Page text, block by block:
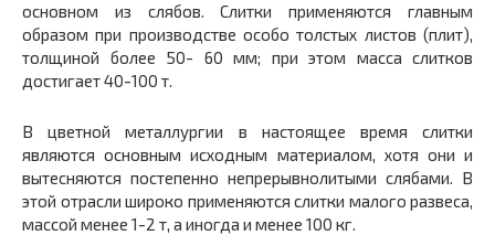
основном из слябов. Слитки применяются главным
образом при производстве особо толстых листов (плит),
толщиной более 50- 60 мм; при этом масса слитков
достигает 40-100 т.
В цветной металлургии в настоящее время слитки
являются основным исходным материалом, хотя они и
вытесняются постепенно непрерывнолитыми слябами. В
этой отрасли широко применяются слитки малого развеса,
массой менее 1-2 т, а иногда и менее 100 кг.